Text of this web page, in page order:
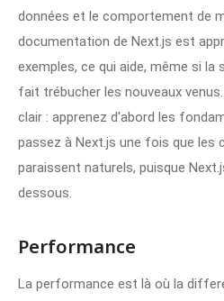
données et le comportement de
documentation de Next.js est
exemples, ce qui aide, même si
fait trébucher les nouveaux
clair : apprenez d'abord les
passez à Next.js une fois que
paraissent naturels, puisque
dessous.
Performance
La performance est là où la